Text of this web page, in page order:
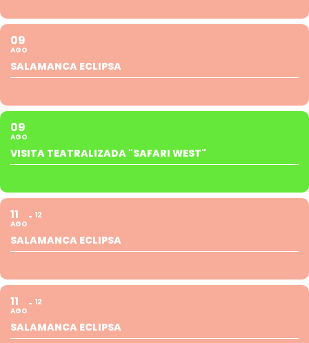
09
AGO
SALAMANCA ECLIPSA
09
AGO
VISITA TEATRALIZADA "SAFARI WEST"
11
AGO
12
SALAMANCA ECLIPSA
11
AGO
12
SALAMANCA ECLIPSA